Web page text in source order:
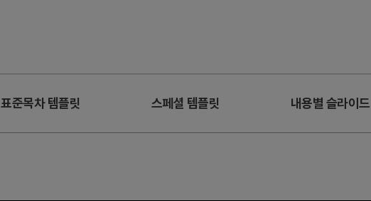
표준목차 템플릿 스페셜 템플릿 내용별 슬라이드